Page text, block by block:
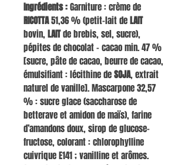
Ingrédients :Garniture : crème de
RICOTTA51,36 % (petit-lait deLAIT
bovin,LAITde brebis, sel, sucre),
pépites de chocolat – cacao min. 47 %
[sucre, pâte de cacao, beurre de cacao,
émulsifiant : lécithine deSOJA, extrait
naturel de vanille]. Mascarpone 32,57
% : sucre glace (saccharose de
betterave et amidon de maïs), farine
d’amandons doux, sirop de glucose-
fructose, colorant : chlorophylline
cuivrique E141 ; vanilline et arômes.